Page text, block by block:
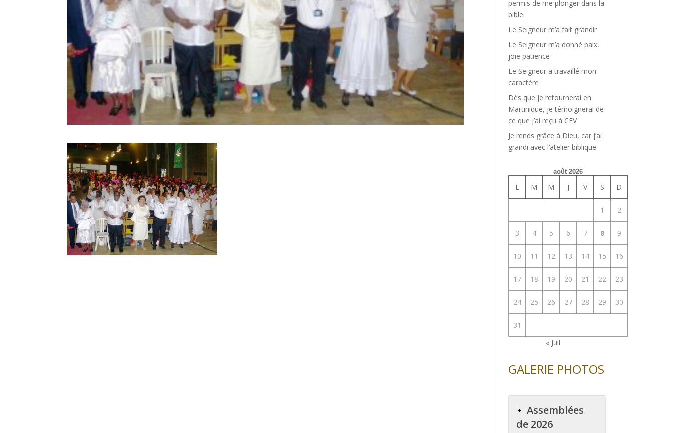
permis de me plonger dans la
bible
Le Seigneur m’a fait grandir
Le Seigneur m’a donné paix,
joie patience
Le Seigneur a travaillé mon
caractère
Dès que je retournerai en
Martinique, je témoignerai de
ce que j’ai reçu à CEV
Je rends grâce à Dieu, car j’ai
grandi avec l’atelier biblique
août 2026
L M M J V S D
1 2
3 4 5 6 7 8 9
10 11 12 13 14 15 16
17 18 19 20 21 22 23
24 25 26 27 28 29 30
31
« Juil
GALERIE PHOTOS
Assemblées
de 2026